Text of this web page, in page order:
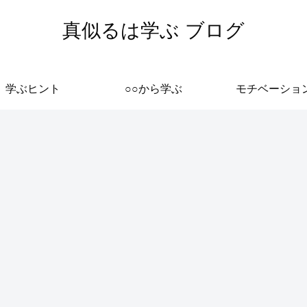
真似るは学ぶ ブログ
学ぶヒント ○○から学ぶ モチベーショ